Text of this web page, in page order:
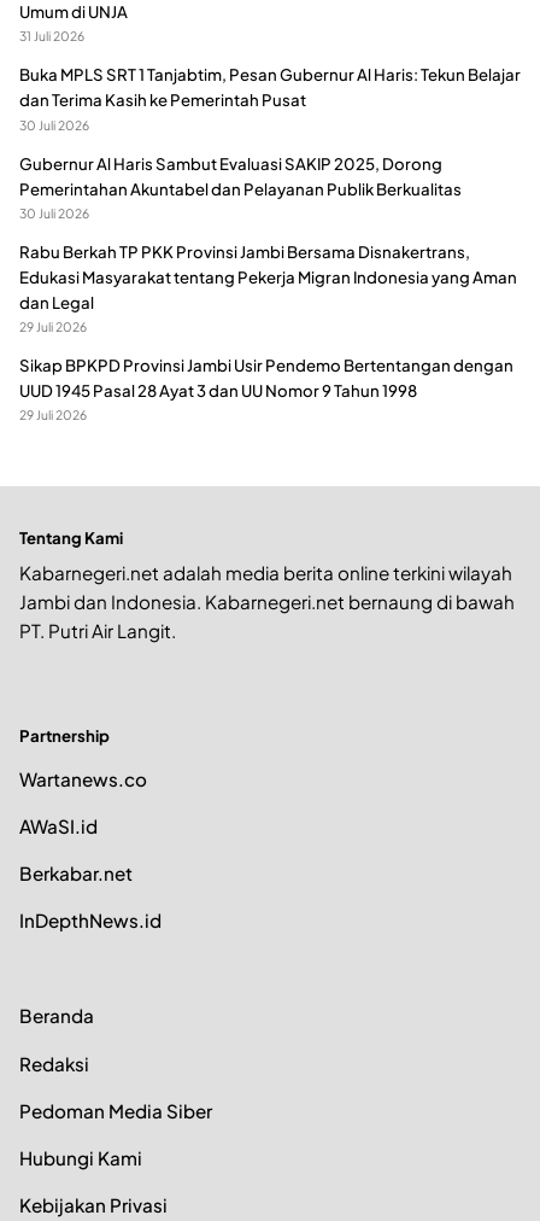
Umum di UNJA
31 Juli 2026
Buka MPLS SRT 1 Tanjabtim, Pesan Gubernur Al Haris: Tekun Belajar
dan Terima Kasih ke Pemerintah Pusat
30 Juli 2026
Gubernur Al Haris Sambut Evaluasi SAKIP 2025, Dorong
Pemerintahan Akuntabel dan Pelayanan Publik Berkualitas
30 Juli 2026
Rabu Berkah TP PKK Provinsi Jambi Bersama Disnakertrans,
Edukasi Masyarakat tentang Pekerja Migran Indonesia yang Aman
dan Legal
29 Juli 2026
Sikap BPKPD Provinsi Jambi Usir Pendemo Bertentangan dengan
UUD 1945 Pasal 28 Ayat 3 dan UU Nomor 9 Tahun 1998
29 Juli 2026
Tentang Kami
Kabarnegeri.net adalah media berita online terkini wilayah
Jambi dan Indonesia. Kabarnegeri.net bernaung di bawah
PT. Putri Air Langit.
Partnership
Wartanews.co
AWaSI.id
Berkabar.net
InDepthNews.id
Beranda
Redaksi
Pedoman Media Siber
Hubungi Kami
Kebijakan Privasi